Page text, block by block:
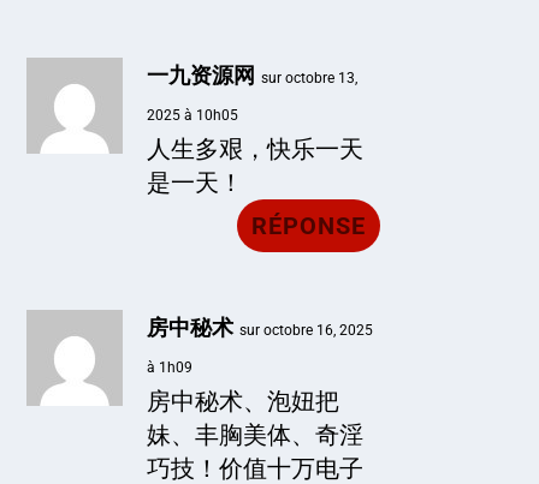
一九资源网 sur octobre 13,
2025 à 10h05
人生多艰，快乐一天
是一天！
RÉPONSE
房中秘术 sur octobre 16, 2025
à 1h09
房中秘术、泡妞把
妹、丰胸美体、奇淫
巧技！价值十万电子